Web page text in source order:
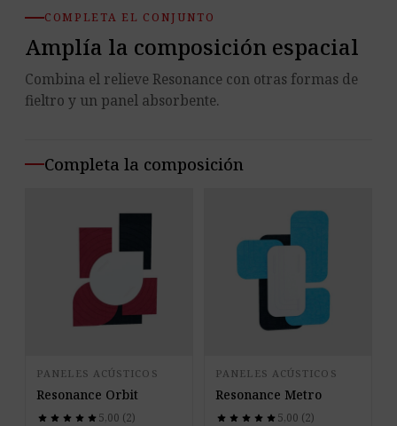
COMPLETA EL CONJUNTO
Amplía la composición espacial
Combina el relieve Resonance con otras formas de
fieltro y un panel absorbente.
Completa la composición
PANELES ACÚSTICOS
Resonance Orbit
star star star star star
star star star star star 5,00 (2)
PANELES ACÚSTICOS
Resonance Metro
star star star star star
star star star star star 5,00 (2)